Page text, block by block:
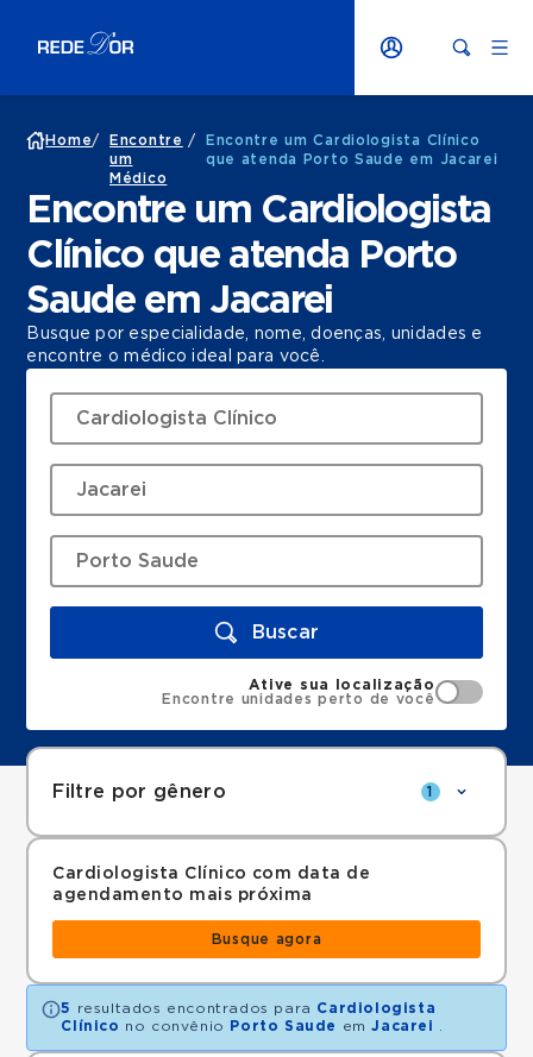
Home/
Encontre
um
Médico
/
Encontre um Cardiologista Clínico
que atenda Porto Saude em Jacarei
Encontre um Cardiologista
Clínico que atenda Porto
Saude em Jacarei
Busque por especialidade, nome, doenças, unidades e
encontre o médico ideal para você.
Buscar
Ative sua localização
Encontre unidades perto de você
Filtre por gênero 1
Cardiologista Clínico com data de
agendamento mais próxima
Busque agora
5 resultados encontrados para Cardiologista
Clínico no convênio Porto Saude emJacarei